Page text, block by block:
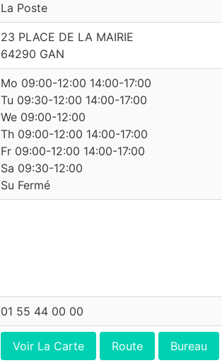
La Poste
23 PLACE DE LA MAIRIE
64290 GAN
Mo 09:00-12:00 14:00-17:00
Tu 09:30-12:00 14:00-17:00
We 09:00-12:00
Th 09:00-12:00 14:00-17:00
Fr 09:00-12:00 14:00-17:00
Sa 09:30-12:00
Su Fermé
01 55 44 00 00
Voir La Carte Route Bureau